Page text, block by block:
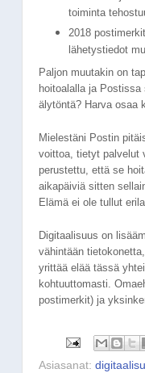
toiminta
2018
lähetystiedot
Paljon muutakin on
hoitoalalla ja Postissa
älytöntä? Harva
Mielestäni Postin
voittoa, tietyt palvelut
perustettu, että se
aikapäiviä sitten
Elämä ei ole tullut
Digitaalisuus on
vähintään
yrittää elää tässä
kohtuuttomasti.
postimerkit) ja
Asiasanat: